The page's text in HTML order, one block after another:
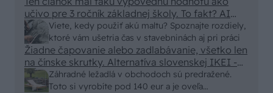
Viete, kedy použiť akú maltu? Spoznajte rozdiely,
ktoré vám ušetria čas v stavebninách aj pri práci
učivo pre 3 ročník základnej školy. To fakt? AI
alebo nejaka kniha z VŠ? Dnešné rychlotvrdnuce
malty - pevnosť 40 Mpa a doba schnutia tak 15
minut , k tomu vodotesné s kryštálikou. A rozdiel
- schnutie a zretie. Nič?
Záhradné ležadlá v obchodoch sú predražené.
Toto si vyrobíte pod 140 eur a je oveľa
Žiadne čapovanie alebo zadlabávanie, všetko len
na čínske skrutky. Alternatíva slovenskej IKEI -
čo sa týka pevnosti. Autor si nedal veľa námahy s
remeselným spracovaním, škoda. No lepšie než